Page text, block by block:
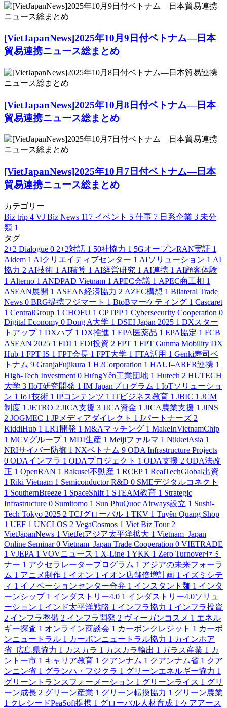
[VietJapanNews]2025年10月9日付ベトナム―日本
貿易連携ニュース総まとめ
[VietJapanNews]2025年10月8日付ベトナム―日本
貿易連携ニュース総まとめ
[VietJapanNews]2025年10月7日付ベトナム―日本
貿易連携ニュース総まとめ
カテゴリー
Biz trip 4 VJ Biz News 117 イベント 5 仕事 7 日系企業 3 未分
類 1
タグ
2+2 Dialogue 0 2+2対話 1 50社協力 1 5GオープンRAN実証 1
Aidem 1 AIクリエイティブセンター 1 AIソリューション 1 AI
協力 2 AI技術 1 AI積算 1 AI経営研究 1 AI連携 1 AI顧客体験
1 Alternō 1 ANDPAD Vietnam 1 APEC会議 1 APEC商工相 1
ASEAN展開 1 ASEAN経済協力 2 AZEC構想 1 Bilateral Trade
News 0 BRG提携フジマート 1 BtoBマーケティング 1 Cascaret
1 CentralGroup 1 CHOFU 1 CPTPP 1 Cybersecurity Cooperation 0
Digital Economy 0 Dong A大学 1 DSEI Japan 2025 1 DXスター
トアップ 1 DXハブ 1 DX推進 1 EPA医薬品 1 EPA協定 1 FCB
ASEAN 2025 1 FDI 1 FDI投資 2 FPT 1 FPT Gunma Mobility DX
Hub 1 FPT IS 1 FPT会長 1 FPT大学 1 FTA活用 1 Genki寿司ベ
トナム 9 GranjaFujikura 1 H2Corporation 1 HAUI–ARER連携 1
High-Tech Investment 0 HưngYên工業団地 1 Hutech 2 HUTECH
大学 3 IIoT研究開発 1 IM Japanプログラム 1 IoTソリューショ
ン 1 IoT技術 1 IPコンテンツ 1 ITビジネス教育 1 JBIC 1 JCM
制度 1 JETRO 2 JICA支援 3 JICA資金 1 JICA農業支援 1 JINS
2 JOGMEC 1 JPメディアダイレクト 1 Jパートナーズ 2
KiddiHub 1 LRT開発 1 M&Aマッチング 1 MakeInVietnamChip
1 MCVグループ 1 MDI生産 1 Meijiファルマ 1 NikkeiAsia 1
NRIサイバー防御 1 NXベトナム 9 ODA Infrastructure Projects
0 ODAインフラ 1 ODAプロジェクト 1 ODA支援 2 ODA法改
正 1 OpenRAN 1 Rakusei不動産 1 RCEP 1 RealTechGlobal出資
1 Riki Vietnam 1 Semiconductor R&D 0 SMEデジタルコネクト
1 SouthernBreeze 1 SpaceShift 1 STEAM教育 1 Strategic
Infrastructure 0 Sumitomo 1 Sun PhuQuoc Airways設立 1 Sushi-
Tech Tokyo 2025 2 TCJグローバル 1 TKV 1 Tuyên Quang Shop
1 UEF 1 UNCLOS 2 VegaCosmos 1 Viet Biz Tour 2
VietJapanNews 1 VietJetアジア太平洋拡大 1 Vietnam–Japan
Online Seminar 0 Vietnam–Japan Trade Cooperation 0 VIETRADE
1 VJEPA 1 VOVニュース 1 X-Line 1 YKK 1 Zero Turnoverセミ
ナー 1 アクセラレータープログラム 1 アジアの未来フォーラ
ム 1 アニメ制作 1 イオン 1 イオン店舗倍増計画 1 イズミシテ
ィ 1 イノベーションセンター合弁 1 インスタント麺 1 インタ
ーンシップ 1 インダストリー4.0 1 インダストリー4.0ソリュ
ーション 1 インド太平洋戦略 1 インフラ協力 1 インフラ投資
2 インフラ整備 2 インフラ開発 2 ヴィーガンコスメ 1 エネル
ギー探査 1 オンライン商談会 1 カーボンクレジット 1 カーボ
ンニュートラル 1 カーボンニュートラル協力 1 カインホア
省–広島県協力 1 カスカラ 1 カスカラ輸出 1 ガラス産業 1 カ
ントー市 1 キャリア教育 1 クアンナム 1 クアンナム省 1 クア
ンニン省 1 グランハ・フジクラ 1 グリーンエネルギー協力 1
グリーントランスフォーメーション 1 グリーンライス 1 グリ
ーン成長 2 グリーン産業 1 グリーン転換協力 1 グリーン農業
1 クレシードPeaSoft提携 1 グローバル人材育成 1 ケアアース